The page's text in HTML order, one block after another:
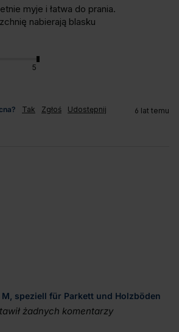
myje i łatwa do prania.
nabierają blasku
5
Tak Zgłoś Udostępnij 6 lat temu
speziell für Parkett und Holzböden
żadnych komentarzy